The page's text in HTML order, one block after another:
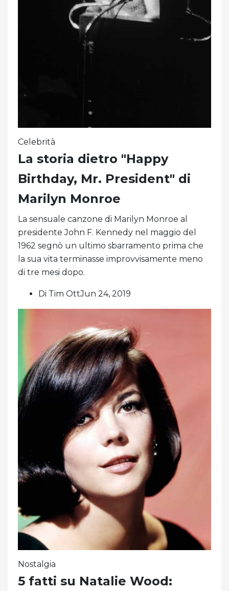
Celebrità
La storia dietro "Happy
Birthday, Mr. President" di
Marilyn Monroe
La sensuale canzone di Marilyn Monroe al
presidente John F. Kennedy nel maggio del
1962 segnò un ultimo sbarramento prima che
la sua vita terminasse improvvisamente meno
di tre mesi dopo.
Di Tim OttJun 24, 2019
Nostalgia
5 fatti su Natalie Wood: